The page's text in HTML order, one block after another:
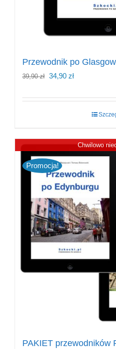
Przewodnik po
39,90zł Pierwotna
34,90 złAktualna
34,90 zł.
Chwilowo
Promocja!
PAKIET przewodników